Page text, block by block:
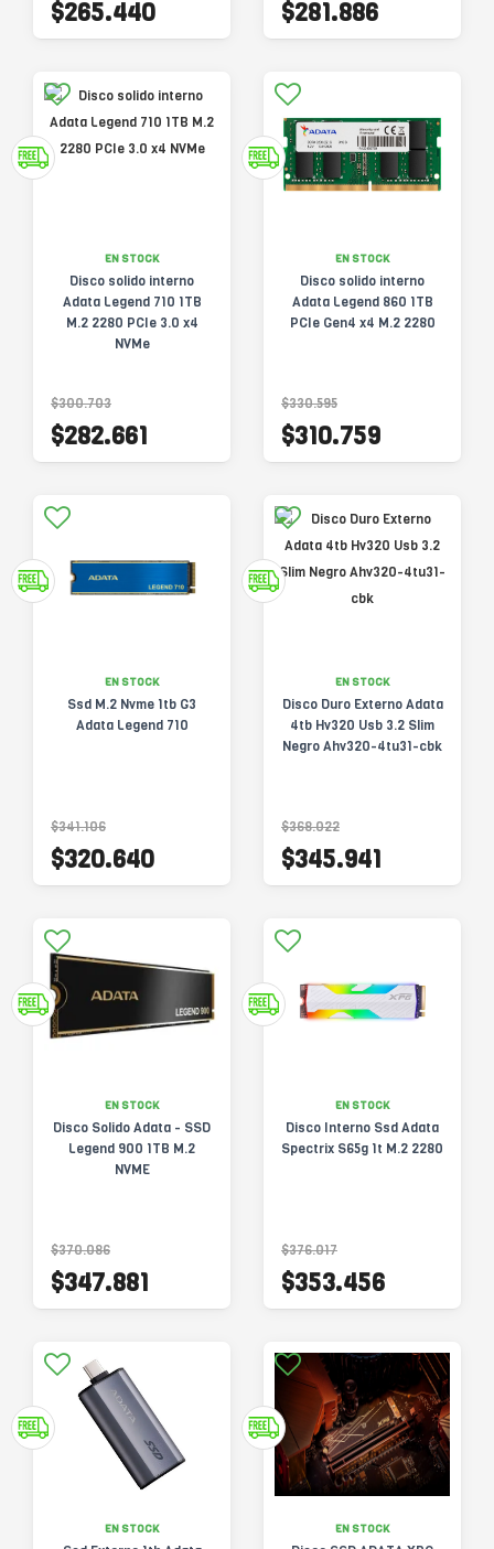
$265.440 $281.886
EN STOCK
Disco solido interno
Adata Legend 710 1TB
M.2 2280 PCIe 3.0 x4
NVMe
$300.703
$282.661
EN STOCK
Disco solido interno
Adata Legend 860 1TB
PCIe Gen4 x4 M.2 2280
$330.595
$310.759
EN STOCK
Ssd M.2 Nvme 1tb G3
Adata Legend 710
$341.106
$320.640
EN STOCK
Disco Duro Externo Adata
4tb Hv320 Usb 3.2 Slim
Negro Ahv320-4tu31-cbk
$368.022
$345.941
EN STOCK
Disco Solido Adata - SSD
Legend 900 1TB M.2
NVME
$370.086
$347.881
EN STOCK
Disco Interno Ssd Adata
Spectrix S65g 1t M.2 2280
$376.017
$353.456
EN STOCK EN STOCK